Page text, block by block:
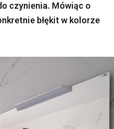
czynienia. Mówiąc o
błękit w kolorze